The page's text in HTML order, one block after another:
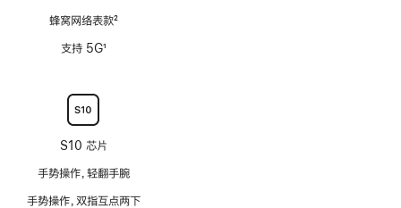
蜂窝网络表款2
支持 5G1
S10 芯片
手势操作，轻翻手腕
手势操作，双指互点两下